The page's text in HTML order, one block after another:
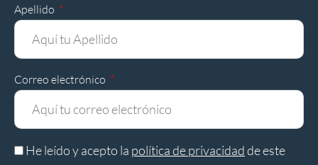
Apellido
Correo electrónico
He leído y acepto la política de privacidadde este